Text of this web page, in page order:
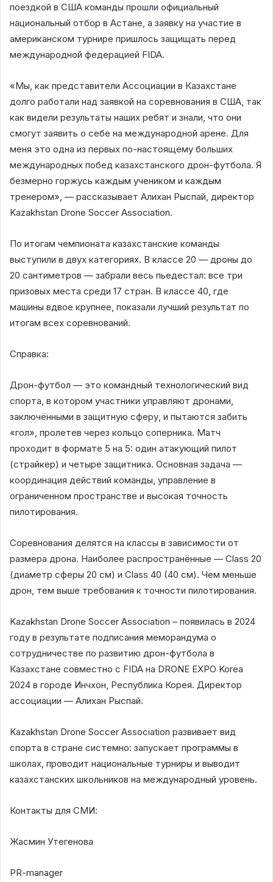
поездкой в США команды прошли официальный
национальный отбор в Астане, а заявку на участие в
американском турнире пришлось защищать перед
международной федерацией FIDA.
«Мы, как представители Ассоциации в Казахстане
долго работали над заявкой на соревнования в США, так
как видели результаты наших ребят и знали, что они
смогут заявить о себе на международной арене. Для
меня это одна из первых по-настоящему больших
международных побед казахстанского дрон-футбола. Я
безмерно горжусь каждым учеником и каждым
тренером», — рассказывает Алихан Рыспай, директор
Kazakhstan Drone Soccer Association.
По итогам чемпионата казахстанские команды
выступили в двух категориях. В классе 20 — дроны до
20 сантиметров — забрали весь пьедестал: все три
призовых места среди 17 стран. В классе 40, где
машины вдвое крупнее, показали лучший результат по
итогам всех соревнований.
Справка:
Дрон-футбол — это командный технологический вид
спорта, в котором участники управляют дронами,
заключёнными в защитную сферу, и пытаются забить
«гол», пролетев через кольцо соперника. Матч
проходит в формате 5 на 5: один атакующий пилот
(страйкер) и четыре защитника. Основная задача —
координация действий команды, управление в
ограниченном пространстве и высокая точность
пилотирования.
Соревнования делятся на классы в зависимости от
размера дрона. Наиболее распространённые — Class 20
(диаметр сферы 20 см) и Class 40 (40 см). Чем меньше
дрон, тем выше требования к точности пилотирования.
Kazakhstan Drone Soccer Association – появилась в 2024
году в результате подписания меморандума о
сотрудничестве по развитию дрон-футбола в
Казахстане совместно с FIDA на DRONE EXPO Korea
2024 в городе Инчхон, Республика Корея. Директор
ассоциации — Алихан Рыспай.
Kazakhstan Drone Soccer Association развивает вид
спорта в стране системно: запускает программы в
школах, проводит национальные турниры и выводит
казахстанских школьников на международный уровень.
Контакты для СМИ:
Жасмин Утегенова
PR-manager